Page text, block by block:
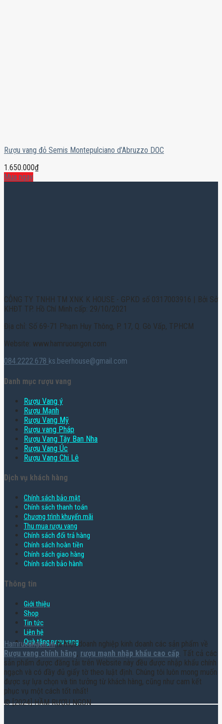
Rượu vang đỏ Semis Montepulciano d’Abruzzo DOC
1.650.000₫
Mua ngay
CÔNG TY TNHH TM XNK K HOUSE - GPKD số 0317003916 | Bởi Sở
KHĐT TP. Hồ Chí Minh cấp: 29/10/2021
Địa chỉ: Số 69-71 Phạm Huy Thông, P. 17, Q. Gò Vấp, TPHCM
Website: www.hamruoungon.com
084.2222.678 ks.beerhouse@gmail.com
Danh mục rượu vang
Rượu Vang ý
Rượu Mạnh
Rượu Vang Mỹ
Rượu vang Pháp
Rượu Vang Tây Ban Nha
Rượu Vang Úc
Rượu Vang Chi Lê
Dịch vụ khách hàng
Chính sách bảo mật
Chính sách thanh toán
Chương trình khuyến mãi
Thu mua rượu vang
Chính sách đổi trả hàng
Chính sách hoàn tiền
Chính sách giao hàng
Chính sách bảo hành
Thông tin
Giới thiệu
Shop
Tin tức
Liên hệ
Quà tặng rượu vang
Hamruoungon.vnlà một doanh nghiệp kinh doanh các sản phẩm về
Rượu vang chính hãng, rượu mạnh nhập khẩu cao cấp. Tất cả các
sản phẩm được đăng tải trên Website này đều được nhập khẩu chính
ngạch và có đầy đủ giấy tờ theo luật định. Chúng tôi luôn mong muốn
được sự lựa chọn và tin tưởng từ khách hàng, cũng như cam kết
phục vụ một cách tốt nhất!
© [2024] HẦM RƯỢU NGON